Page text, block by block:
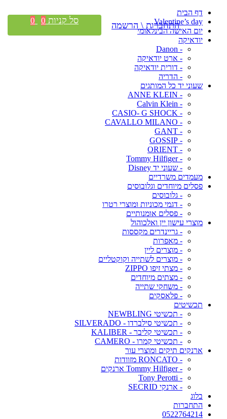
דף הבית
Valentine’s day
יום האישה הבינלאומי
יודאיקה
- Danon
- ארט יודאיקה
- דורית יודאיקה
- הדריה
שעוני יד כל המותגים
- ANNE KLEIN
- Calvin Klein
- CASIO- G SHOCK
- CAVALLO MILANO
- GANT
- GOSSIP
- ORIENT
- Tommy Hilfiger
- שעוני יד Disney
מעמדים משרדיים
פסלים מיוחדים וגלובוסים
- גלובוסים
- דגמי מכוניות ומוצרי רטרו
- פסלים אומנותיים
מוצרי עישון יין ואלכוהול
- גריינדרים מקססות
- מאפרות
- מוצרים ליין
- מוצרים לשתייה וקוקטליים
- מצתי זיפו ZIPPO
- מצתים מיוחדים
- משחקי שתייה
- פלאסקים
תכשיטים
- תכשיטי NEWBLING
- תכשיטי סילברדו - SILVERADO
- תכשיטי קליבר - KALIBER
- תכשיטי קמרו - CAMERO
ארנקים תיקים ומוצרי עור
- RONCATO מזוודות
- Tommy Hilfiger ארנקים
- Tony Perotti
- ארנקי SECRID
בלוג
התחברות
0522764214
התחברות \ הרשמה סל קניות 0
0